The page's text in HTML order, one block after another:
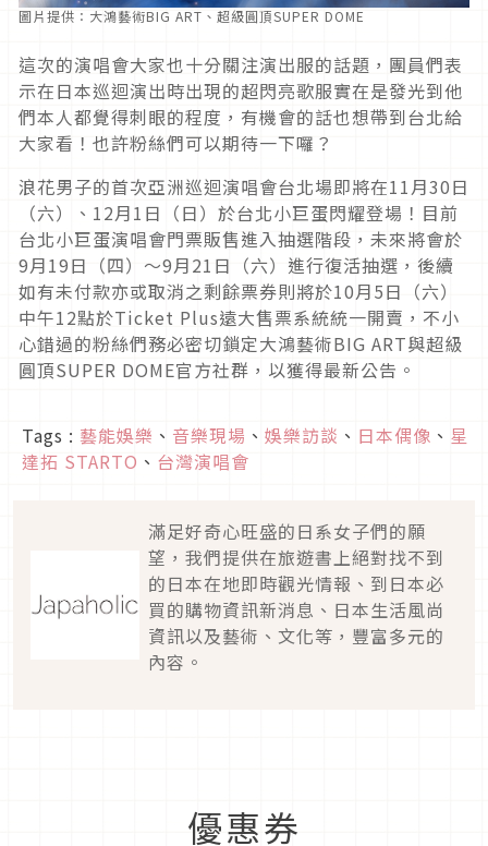
圖片提供：大鴻藝術BIG ART、超級圓頂SUPER DOME
這次的演唱會大家也十分關注演出服的話題，團員們表
示在日本巡迴演出時出現的超閃亮歌服實在是發光到他
們本人都覺得刺眼的程度，有機會的話也想帶到台北給
大家看！也許粉絲們可以期待一下囉？
浪花男子的首次亞洲巡迴演唱會台北場即將在11月30日
（六）、12月1日（日）於台北小巨蛋閃耀登場！目前
台北小巨蛋演唱會門票販售進入抽選階段，未來將會於
9月19日（四）～9月21日（六）進行復活抽選，後續
如有未付款亦或取消之剩餘票券則將於10月5日（六）
中午12點於Ticket Plus遠大售票系統統一開賣，不小
心錯過的粉絲們務必密切鎖定大鴻藝術BIG ART與超級
圓頂SUPER DOME官方社群，以獲得最新公告。
Tags : 藝能娛樂 、 音樂現場 、 娛樂訪談 、 日本偶像 、 星
達拓 STARTO 、 台灣演唱會
滿足好奇心旺盛的日系女子們的願
望，我們提供在旅遊書上絕對找不到
的日本在地即時觀光情報、到日本必
買的購物資訊新消息、日本生活風尚
資訊以及藝術、文化等，豐富多元的
內容。
優惠券